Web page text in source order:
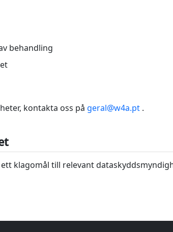
behandling
kontakta oss på geral@w4a.pt .
klagomål till relevant